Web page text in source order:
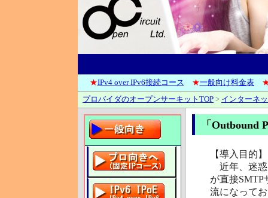
★IPv4 over IPv6接続コース ★一般向け料金表
プロバイダのオープンサーキットTOP > インターネ
「Outbound
【導入目的】
近年、迷惑
が直接
流になって